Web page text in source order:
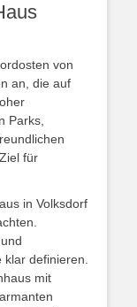
von
an, die auf
Parks,
für
in Volksdorf
definieren.
mit